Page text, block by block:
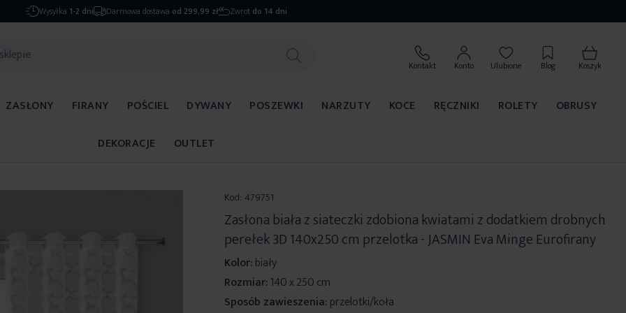
Wysyłka 1-2 dni Darmowa dostawa od 299,99 zł Zwrot do 14 dni
Kontakt Konto Ulubione Blog Koszyk
ZASŁONY FIRANY POŚCIEL DYWANY POSZEWKI NARZUTY KOCE RĘCZNIKI ROLETY
OBRUSY
DEKORACJE
OUTLET
Kod: 479751
Zasłona biała z siateczki zdobiona kwiatami z dodatkiem drobnych
perełek 3D 140x250 cm przelotka - JASMIN Eva Minge Eurofirany
Kolor:biały
Rozmiar:140 x 250 cm
Sposób zawieszenia:przelotki/koła